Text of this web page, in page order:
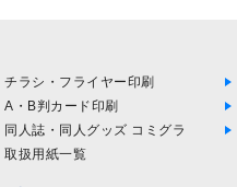
チラシ・フライヤー印刷
A・B判カード印刷
同人誌・同人グッズ コミグラ
取扱用紙一覧